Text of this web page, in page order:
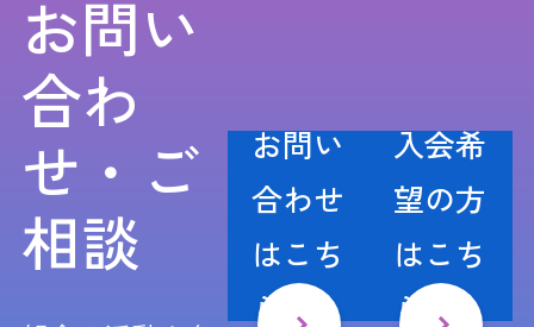
お問い
合わ
せ・ご
相談
お問い
合わせ
はこち
ら
入会希
望の方
はこち
ら